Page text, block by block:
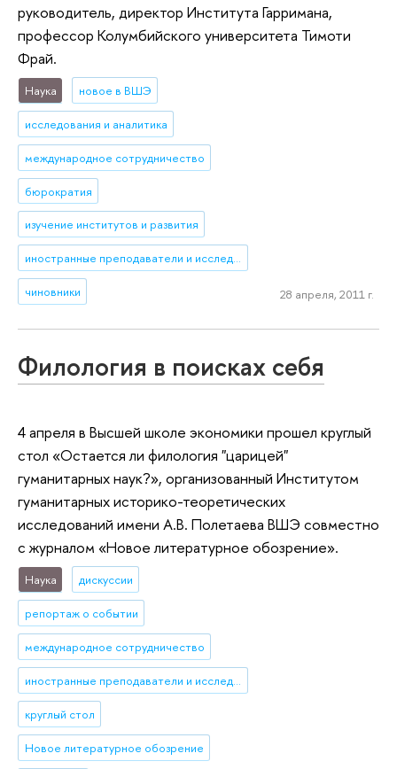
руководитель, директор Института Гарримана,
профессор Колумбийского университета Тимоти
Фрай.
Наука новое в ВШЭ
исследования и аналитика
международное сотрудничество
бюрократия
изучение институтов и развития
иностранные преподаватели и исследователи
чиновники 28 апреля, 2011 г.
Филология в поисках себя
4 апреля в Высшей школе экономики прошел круглый
стол «Остается ли филология "царицей"
гуманитарных наук?», организованный Институтом
гуманитарных историко-теоретических
исследований имени А.В. Полетаева ВШЭ совместно
с журналом «Новое литературное обозрение».
Наука дискуссии
репортаж о событии
международное сотрудничество
иностранные преподаватели и исследователи
круглый стол
Новое литературное обозрение